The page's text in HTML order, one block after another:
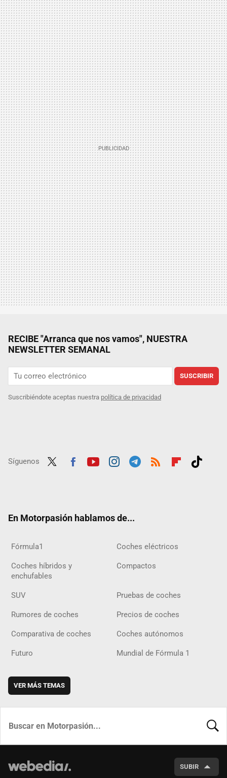
RECIBE "Arranca que nos vamos", NUESTRA
NEWSLETTER SEMANAL
SUSCRIBIR
Suscribiéndote aceptas nuestra política de privacidad
Síguenos
En Motorpasión hablamos de...
Fórmula1 Coches eléctricos
Coches híbridos y
enchufables
Compactos
SUV Pruebas de coches
Rumores de coches Precios de coches
Comparativa de coches Coches autónomos
Futuro Mundial de Fórmula 1
VER MÁS TEMAS
SUBIR